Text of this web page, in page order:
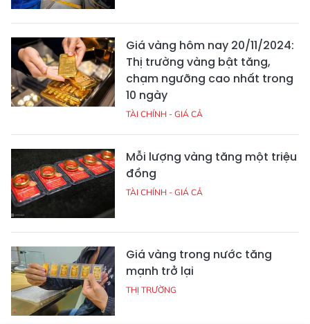
Giá vàng hôm nay 20/11/2024:
Thị trường vàng bật tăng,
chạm ngưỡng cao nhất trong
10 ngày
TÀI CHÍNH - GIÁ CẢ
Mỗi lượng vàng tăng một triệu
đồng
TÀI CHÍNH - GIÁ CẢ
Giá vàng trong nước tăng
mạnh trở lại
THỊ TRƯỜNG